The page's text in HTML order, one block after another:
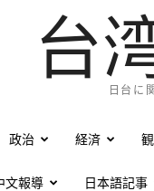
台
日台に
政治 経済
文報導 日本語記事